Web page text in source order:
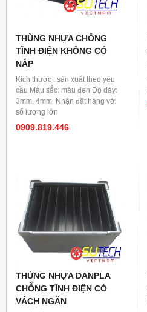
THÙNG NHỰA CHỐNG
TĨNH ĐIỆN KHÔNG CÓ
NẮP
Kích thước : sản xuất theo yêu
cầu Màu sắc: màu đen Độ dày:
3mm, 4mm. Nhận đặt hàng với
số lượng lớn
0909.819.446
THÙNG NHỰA DANPLA
CHỖNG TĨNH ĐIỆN CÓ
VÁCH NGĂN